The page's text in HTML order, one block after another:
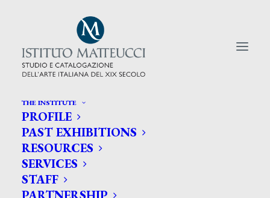
THE INSTITUTE
PROFILE
PAST EXHIBITIONS
RESOURCES
SERVICES
STAFF
CERCA TRA GLI ARTISTI:
Search
for: